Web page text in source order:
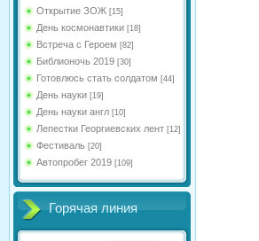
Открытие ЗОЖ [15]
День космонавтики [18]
Встреча с Героем [82]
Библионочь 2019 [30]
Готовлюсь стать солдатом [44]
День науки [19]
День науки англ [10]
Лепестки Георгиевских лент [12]
Фестиваль [20]
Автопробег 2019 [109]
Горячая линия